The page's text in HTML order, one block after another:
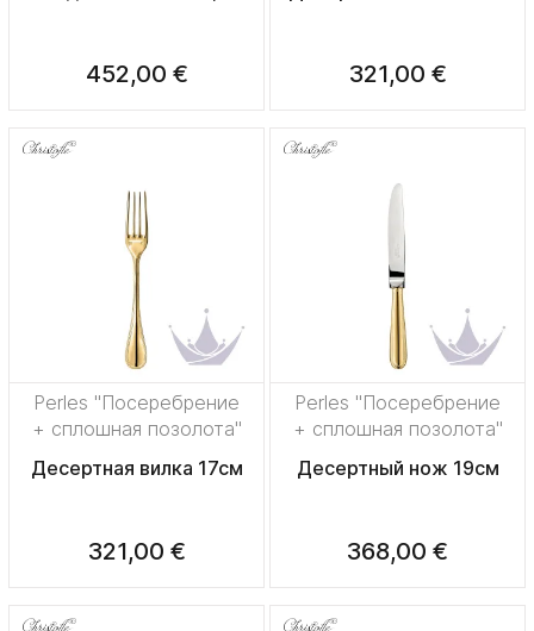
452,00 € 321,00 €
Perles "Посеребрение
+ сплошная позолота"
Десертная вилка 17см
321,00 €
Perles "Посеребрение
+ сплошная позолота"
Десертный нож 19см
368,00 €